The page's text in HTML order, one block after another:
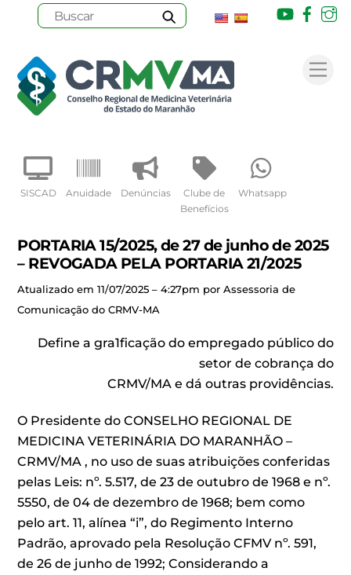
content
SISCAD Anuidade Denúncias
Clube de
Benefícios
Whatsapp
Youtube
PORTARIA 15/2025, de 27 de junho de 2025
– REVOGADA PELA PORTARIA 21/2025
Atualizado em 11/07/2025 – 4:27pm por Assessoria de
Comunicação do CRMV-MA
Define a gra1ficação do empregado público do
setor de cobrança do
CRMV/MA e dá outras providências.
O Presidente do CONSELHO REGIONAL DE
MEDICINA VETERINÁRIA DO MARANHÃO –
CRMV/MA , no uso de suas atribuições conferidas
pelas Leis: nº. 5.517, de 23 de outubro de 1968 e nº.
5550, de 04 de dezembro de 1968; bem como
pelo art. 11, alínea “i”, do Regimento Interno
Padrão, aprovado pela Resolução CFMV nº. 591,
de 26 de junho de 1992; Considerando a